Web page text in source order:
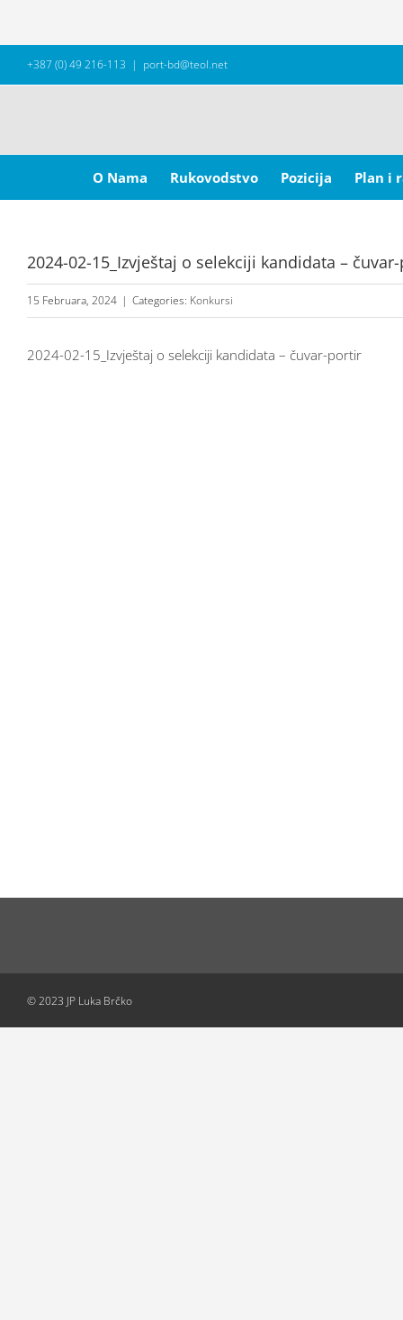
+387 (0) 49 216-113 | port-bd@teol.net
for:
O Nama
Rukovodstvo Pozicija Plan i
2024-02-15_Izvještaj o selekciji kandidata –
15 Februara, 2024 | Categories: Konkursi
2024-02-15_Izvještaj o selekciji kandidata – čuvar-portir
© 2023 JP Luka Brčko